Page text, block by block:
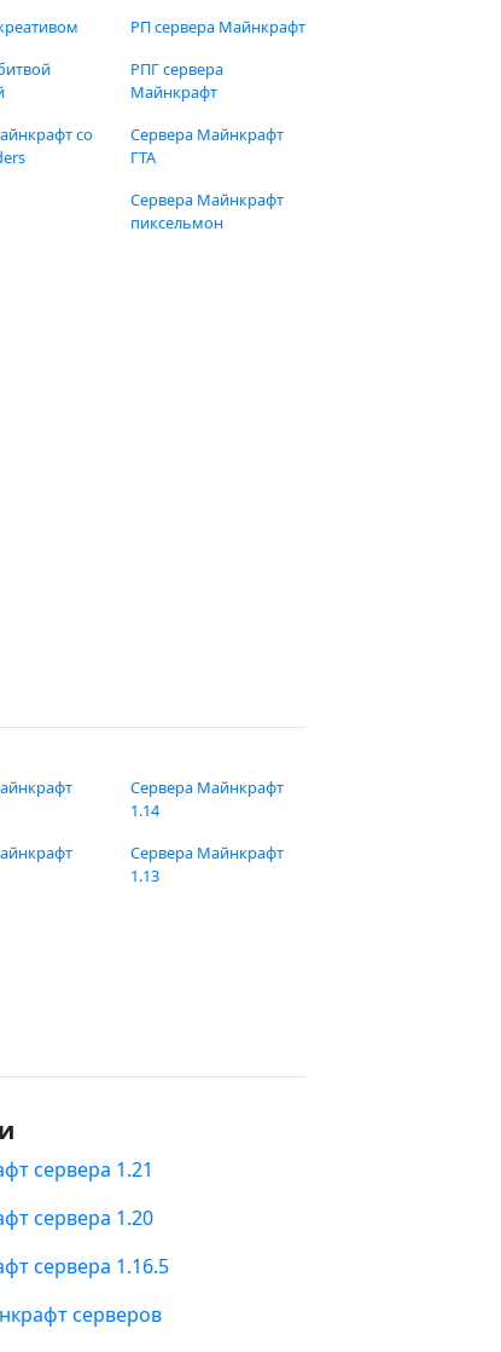
со
РП сервера Майнкрафт
РПГ сервера
Майнкрафт
Сервера Майнкрафт
ГТА
Сервера Майнкрафт
пиксельмон
Сервера Майнкрафт
1.14
Сервера Майнкрафт
1.13
сервера 1.21
сервера 1.20
сервера 1.16.5
серверов